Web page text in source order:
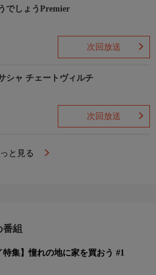
でしょうPremier
次回放送
シャ チェートヴィルチ
次回放送
っと見る
組
特集】憧れの地に家を買おう #1